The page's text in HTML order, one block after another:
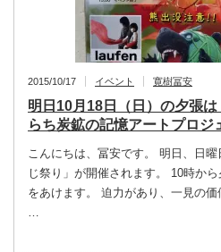
2015/10/17 イベント 寛樹冨安
明日10月18日（日）の夕張
らち炭鉱の記憶アートプロジ
こんにちは、冨安です。 明日、日
じ祭り」が開催されます。 10時か
をあけます。 迫力があり、一見の
…